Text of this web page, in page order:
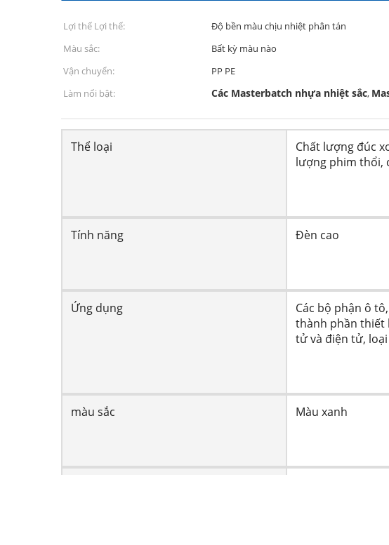
Lợi thế Lợi thế: Độ bền màu chịu nhiệt phân tán
Màu sắc:
Bất kỳ màu nào
Vận chuyển:
PP PE
Làm nổi bật:
Các Masterbatch nhựa nhiệt sắc,
Thể loại
Chất lượng đúc
lượng phim thổi,
Tính năng Đèn cao
Ứng dụng
Các bộ phận ô
thành phần thiết
tử và điện tử,
màu sắc Màu xanh